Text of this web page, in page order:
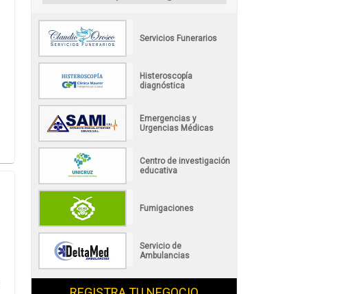
Servicios Funerarios
Histeroscopía
diagnóstica
Emergencias y
Urgencias Médicas
Centro de investigación
educativa
Fumigaciones
Servicio de
Ambulancias